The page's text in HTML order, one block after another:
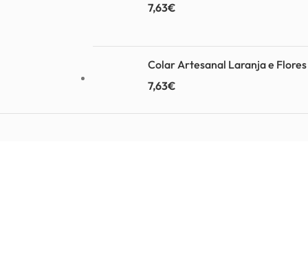
7,63€
Colar Artesanal Laranja e Flores
7,63€